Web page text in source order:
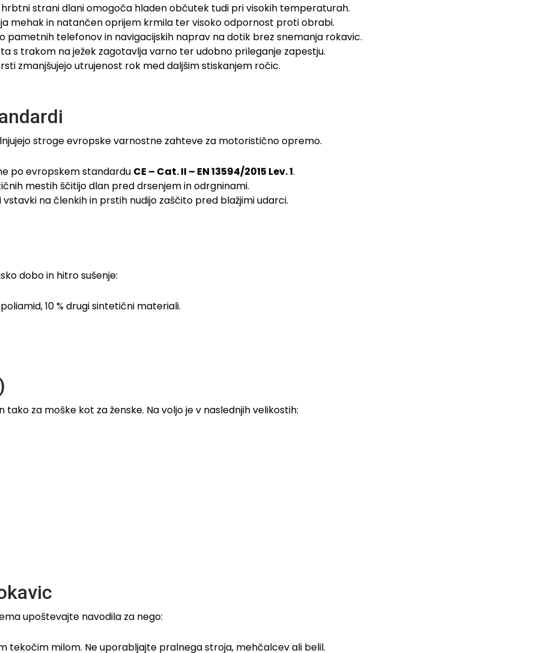
strani dlani omogoča hladen občutek tudi pri visokih temperaturah.
mehak in natančen oprijem krmila ter visoko odpornost proti obrabi.
telefonov in navigacijskih naprav na dotik brez snemanja rokavic.
s trakom na ježek zagotavlja varno ter udobno prileganje zapestju.
zmanjšujejo utrujenost rok med daljšim stiskanjem ročic.
stroge evropske varnostne zahteve za motoristično opremo.
po evropskem standardu CE – Cat. II – EN 13594/2015 Lev. 1.
mestih ščitijo dlan pred drsenjem in odrgninami.
na členkih in prstih nudijo zaščito pred blažjimi udarci.
dobo in hitro sušenje:
10 % drugi sintetični materiali.
za moške kot za ženske. Na voljo je v naslednjih velikostih:
upoštevajte navodila za nego:
tekočim milom. Ne uporabljajte pralnega stroja, mehčalcev ali belil.